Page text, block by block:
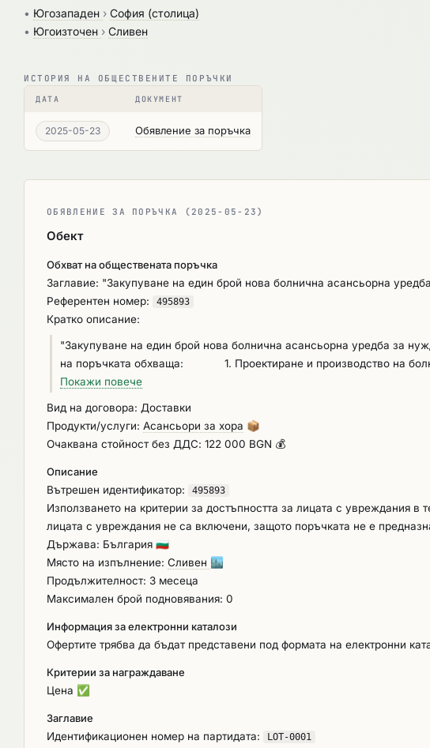
• Югозападен › София (столица)
• Югоизточен › Сливен
ИСТОРИЯ НА ОБЩЕСТВЕНИТЕ ПОРЪЧКИ
ДАТА ДОКУМЕНТ
2025-05-23 Обявление за поръчка
ОБЯВЛЕНИЕ ЗА ПОРЪЧКА (2025-05-23)
Обект
Обхват на обществената поръчка
Заглавие: "Закупуване на един брой нова болнична асансьорна
Референтен номер:
495893
Кратко описание:
"Закупуване на един брой нова болнична асансьорна уредба за
на поръчката обхваща: 1. Проектиране и производство на
асансьорна уредба; 3. Доставка на един брой нова
удостоверяване на съответствието и пускане в експлоатация
обслужване. Срокът за проектирането, производството,
Авансово плащане в размер на 30% до 10 /десет/ работни дни след
от Изпълнителя. 2. Междинно плащане в размер на 50% до 10 /
след представяне на следните документи: - Приемо-предавателен
на изпълнител на документите необходими за регистрирането на
безопасната експлоатация и техническия надзор на асансьори в
Изпълнителя и подписана от Възложителя или упълномощено от
Окончателно плащане в размер на 20% до 10 /десет/ работни дни
фактура, издадена от Изпълнителя и подписана от Възложителя
неупотребявана, нерециклирана и произведена не по-рано от
отговаря на минималните изисквания от техническата
3. Доставеният асансьор следва да включва всички основни
работа и всичко останало, с което производителят е обявил, че
Покажи повече
Вид на договора: Доставки
Продукти/услуги: Асансьори за хора 📦
Очаквана стойност без ДДС: 122 000 BGN 💰
Описание
Вътрешен идентификатор:
495893
Използването на критерии за достъпността за лицата с увреждания в
лицата с увреждания не са включени, защото поръчката не е
Държава: България 🇧🇬
Място на изпълнение: Сливен 🏙️
Продължителност: 3 месеца
Максимален брой подновявания: 0
Информация за електронни каталози
Офертите трябва да бъдат представени под формата на електронни
Критерии за награждаване
Цена ✅
Заглавие
Идентификационен номер на партидата:
LOT-0001